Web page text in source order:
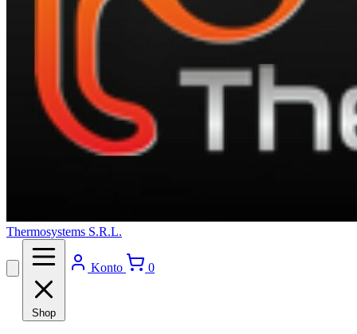
Thermosystems S.R.L.
Shop
Konto 0